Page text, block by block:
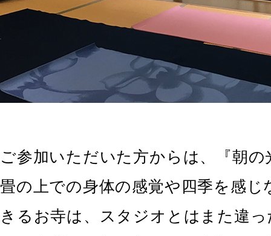
ご参加いただいた方からは、『朝
畳の上での身体の感覚や四季を感
きるお寺は、スタジオとはまた違